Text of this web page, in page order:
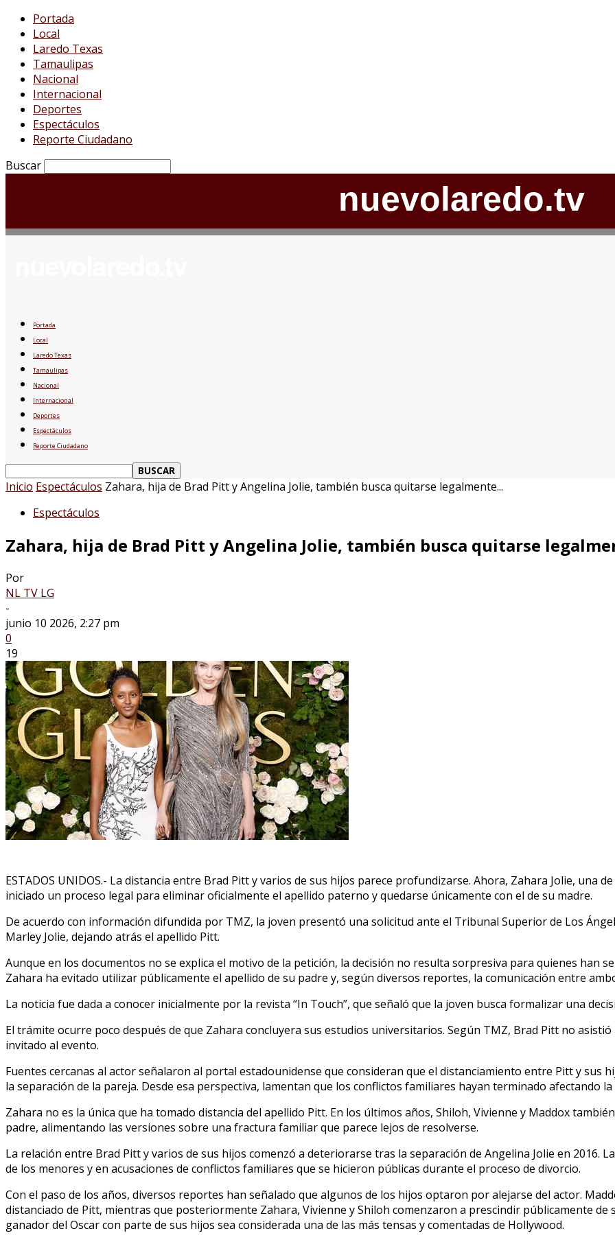
Portada
Local
Laredo Texas
Tamaulipas
Nacional
Internacional
Deportes
Espectáculos
Reporte Ciudadano
Buscar
nuevolaredo.tv
Portada
Local
Laredo Texas
Tamaulipas
Nacional
Internacional
Deportes
Espectáculos
Reporte Ciudadano
Inicio Espectáculos Zahara, hija de Brad Pitt y Angelina Jolie, también busca quitarse legalmente...
Espectáculos
Zahara, hija de Brad Pitt y Angelina Jolie, también busca quitarse
Por
NL TV LG
-
junio 10 2026, 2:27 pm
0
19
ESTADOS UNIDOS.- La distancia entre Brad Pitt y varios de sus hijos parece profundizarse. Ahora, Zahara Jolie, una
iniciado un proceso legal para eliminar oficialmente el apellido paterno y quedarse únicamente con el de su madre.
De acuerdo con información difundida por TMZ, la joven presentó una solicitud ante el Tribunal Superior de Los
Marley Jolie, dejando atrás el apellido Pitt.
Aunque en los documentos no se explica el motivo de la petición, la decisión no resulta sorpresiva para quienes han
Zahara ha evitado utilizar públicamente el apellido de su padre y, según diversos reportes, la comunicación entre
La noticia fue dada a conocer inicialmente por la revista “In Touch”, que señaló que la joven busca formalizar una
El trámite ocurre poco después de que Zahara concluyera sus estudios universitarios. Según TMZ, Brad Pitt no
invitado al evento.
Fuentes cercanas al actor señalaron al portal estadounidense que consideran que el distanciamiento entre Pitt y sus
la separación de la pareja. Desde esa perspectiva, lamentan que los conflictos familiares hayan terminado afectando
Zahara no es la única que ha tomado distancia del apellido Pitt. En los últimos años, Shiloh, Vivienne y Maddox
padre, alimentando las versiones sobre una fractura familiar que parece lejos de resolverse.
La relación entre Brad Pitt y varios de sus hijos comenzó a deteriorarse tras la separación de Angelina Jolie en 2016.
de los menores y en acusaciones de conflictos familiares que se hicieron públicas durante el proceso de divorcio.
Con el paso de los años, diversos reportes han señalado que algunos de los hijos optaron por alejarse del actor.
distanciado de Pitt, mientras que posteriormente Zahara, Vivienne y Shiloh comenzaron a prescindir públicamente de
ganador del Oscar con parte de sus hijos sea considerada una de las más tensas y comentadas de Hollywood.